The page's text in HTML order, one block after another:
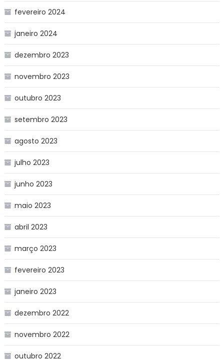
fevereiro 2024
janeiro 2024
dezembro 2023
novembro 2023
outubro 2023
setembro 2023
agosto 2023
julho 2023
junho 2023
maio 2023
abril 2023
março 2023
fevereiro 2023
janeiro 2023
dezembro 2022
novembro 2022
outubro 2022